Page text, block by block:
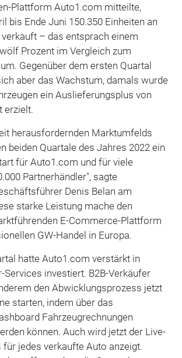
Plattform Auto1.com mitteilte,
bis Ende Juni 150.350 Einheiten an
– das entsprach einem
Prozent im Vergleich zum
Gegenüber dem ersten Quartal
aber das Wachstum, damals wurde
ein Auslieferungsplus von
erzielt.
herausfordernden Marktumfelds
beiden Quartale des Jahres 2022 ein
für Auto1.com und für viele
Partnerhändler", sagte
Denis Belan am
starke Leistung mache den
E-Commerce-Plattform
GW-Handel in Europa.
hatte Auto1.com verstärkt in
Services investiert. B2B-Verkäufer
den Abwicklungsprozess jetzt
starten, indem über das
Fahrzeugrechnungen
können. Auch wird jetzt der Live-
jedes verkaufte Auto anzeigt.